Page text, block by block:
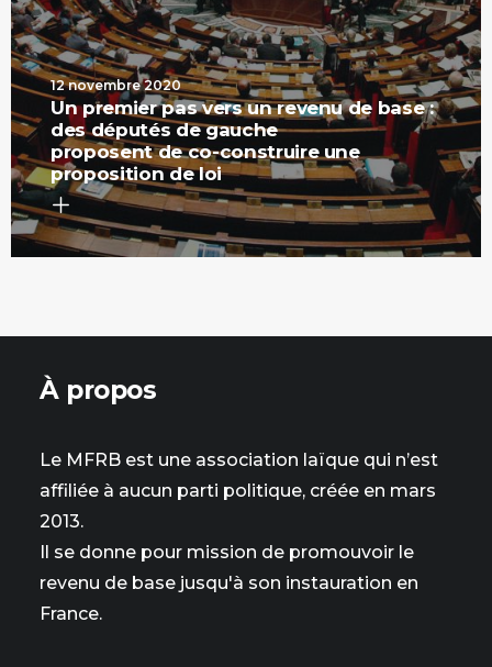
12 novembre 2020
Un premier pas vers un revenu de base :
des députés de gauche
proposent de co-construire une
proposition de loi
À propos
Le MFRB est une association laïque qui n’est
affiliée à aucun parti politique, créée en mars
2013.
Il se donne pour mission de promouvoir le
revenu de base jusqu'à son instauration en
France.